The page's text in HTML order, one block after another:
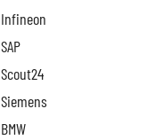
Infineon
SAP
Scout24
Siemens
BMW